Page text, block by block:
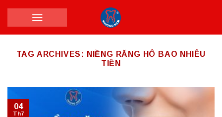
TAG ARCHIVES: NIỀNG RĂNG HÔ BAO NHIÊU
TIỀN
04
Th7